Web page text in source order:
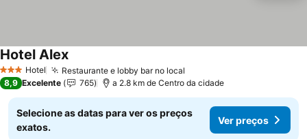
3 EstrelasHotel Restaurante e lobby bar no local
Hotel AlexVer preços
8,9 Excelente 765 a 2.8 km de Centro da cidade
Selecione as datas para ver os preços
exatos.
Ver preços